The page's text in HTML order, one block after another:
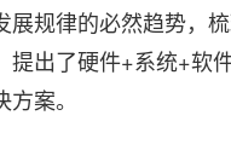
展规律的必然趋势，
提出了硬件+系统+软
案。